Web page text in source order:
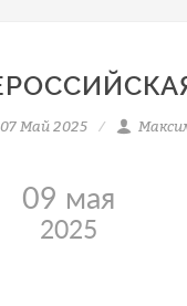
07 Май 2025
09 мая
2025